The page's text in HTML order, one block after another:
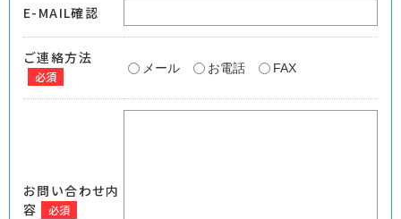
E-MAIL確認
ご連絡方法
必須
メール お電話 FAX
お問い合わせ内
容
必須